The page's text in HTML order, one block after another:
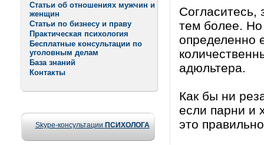
Статьи об отношениях мужчин и
женщин
Статьи по бизнесу и праву
Практическая психология
Бесплатные консультации по
уголовным делам
База знаний
Контакты
Skype-консультации ПСИХОЛОГА
Согласитесь,
тем более. Но
определенно
адюльтера.
Как бы ни
если парни и
это